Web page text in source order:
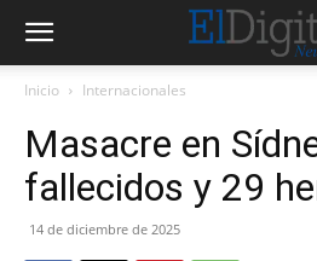
Inicio Internacionales
Masacre en
fallecidos y 29
14 de diciembre de 2025